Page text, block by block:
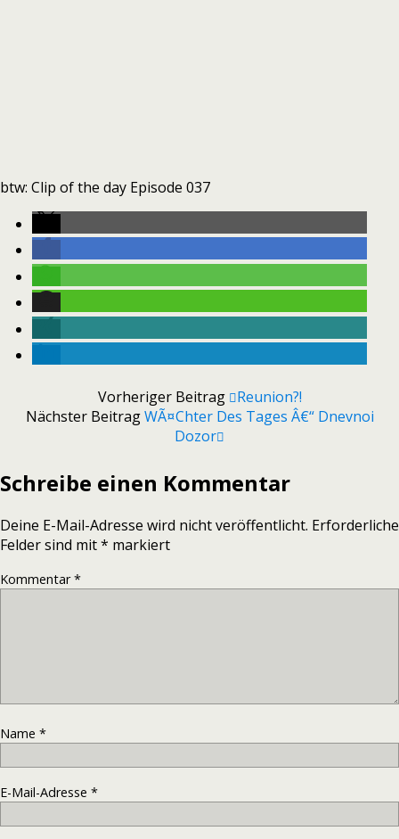
btw: Clip of the day Episode 037
Vorheriger Beitrag
Reunion?!
Nächster BeitragWÃ¤chter Des Tages Â€“ Dnevnoi
Dozor
Schreibe einen Kommentar
Deine E-Mail-Adresse wird nicht veröffentlicht. Erforderliche
Felder sind mit* markiert
Kommentar*
Name *
E-Mail-Adresse *